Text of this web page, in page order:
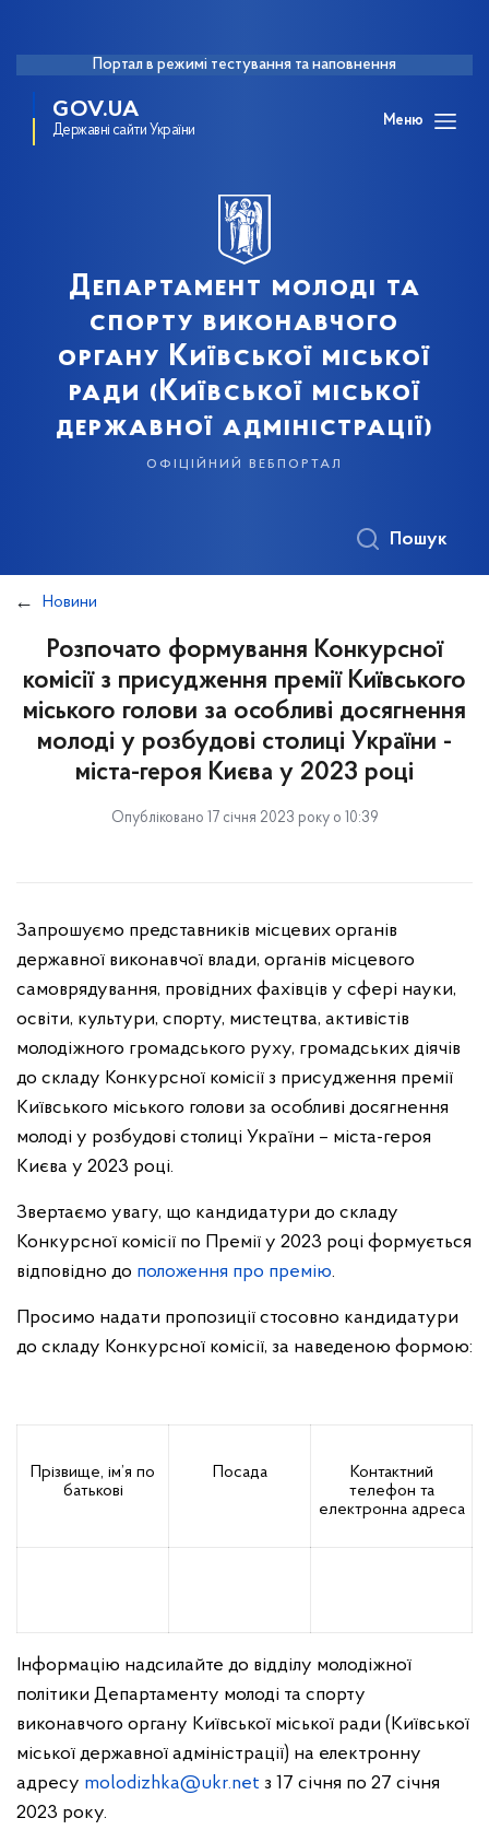
Портал в режимі тестування та наповнення
GOV.UA
Державні сайти України
Меню
Департамент молоді та
спорту виконавчого
органу Київської міської
ради (Київської міської
державної адміністрації)
офіційний вебпортал
Пошук
Новини
Розпочато формування Конкурсної
комісії з присудження премії Київського
міського голови за особливі досягнення
молоді у розбудові столиці України -
міста-героя Києва у 2023 році
Опубліковано 17 січня 2023 року о 10:39
Запрошуємо представників місцевих органів
державної виконавчої влади, органів місцевого
самоврядування, провідних фахівців у сфері науки,
освіти, культури, спорту, мистецтва, активістів
молодіжного громадського руху, громадських діячів
до складу Конкурсної комісії з присудження премії
Київського міського голови за особливі досягнення
молоді у розбудові столиці України – міста-героя
Києва у 2023 році.
Звертаємо увагу, що кандидатури до складу
Конкурсної комісії по Премії у 2023 році формується
відповідно до положення про премію.
Просимо надати пропозиції стосовно кандидатури
до складу Конкурсної комісії, за наведеною формою:
Прізвище, ім’я по
батькові
Посада
Контактний
телефон та
електронна адреса
Інформацію надсилайте до відділу молодіжної
політики Департаменту молоді та спорту
виконавчого органу Київської міської ради (Київської
міської державної адміністрації) на електронну
адресу molodizhka@ukr.net з 17 січня по 27 січня
2023 року.